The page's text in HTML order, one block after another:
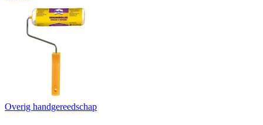
Overig handgereedschap